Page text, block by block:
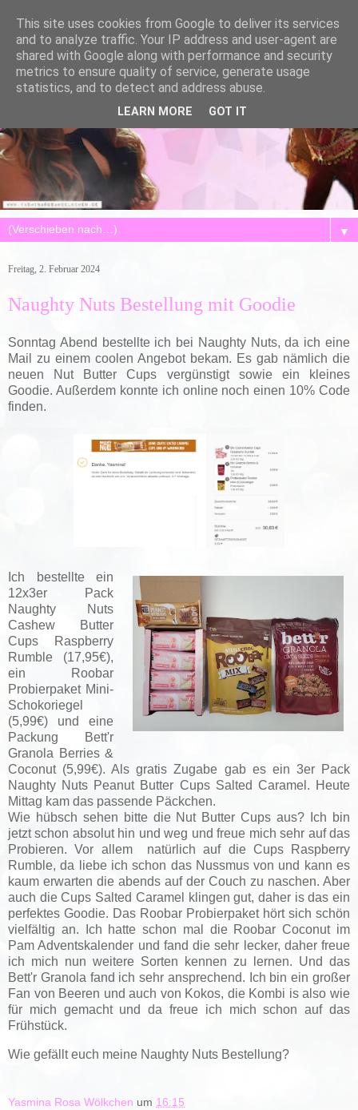
▼
Freitag, 2. Februar 2024
Naughty Nuts Bestellung mit Goodie
Sonntag Abend bestellte ich bei Naughty Nuts, da ich eine
Mail zu einem coolen Angebot bekam. Es gab nämlich die
neuen Nut Butter Cups vergünstigt sowie ein kleines
Goodie. Außerdem konnte ich online noch einen 10% Code
finden.
Ich bestellte ein
12x3er Pack
Naughty Nuts
Cashew Butter
Cups Raspberry
Rumble (17,95€),
ein Roobar
Probierpaket Mini-
Schokoriegel
(5,99€) und eine
Packung Bett'r
Granola Berries &
Coconut (5,99€). Als gratis Zugabe gab es ein 3er Pack
Naughty Nuts Peanut Butter Cups Salted Caramel. Heute
Mittag kam das passende Päckchen.
Wie hübsch sehen bitte die Nut Butter Cups aus? Ich bin
jetzt schon absolut hin und weg und freue mich sehr auf das
Probieren. Vor allem natürlich auf die Cups Raspberry
Rumble, da liebe ich schon das Nussmus von und kann es
kaum erwarten die abends auf der Couch zu naschen. Aber
auch die Cups Salted Caramel klingen gut, daher is das ein
perfektes Goodie. Das Roobar Probierpaket hört sich schön
vielfältig an. Ich hatte schon mal die Roobar Coconut im
Pam Adventskalender und fand die sehr lecker, daher freue
ich mich nun weitere Sorten kennen zu lernen. Und das
Bett'r Granola fand ich sehr ansprechend. Ich bin ein großer
Fan von Beeren und auch von Kokos, die Kombi is also wie
für mich gemacht und da freue ich mich schon auf das
Frühstück.
Wie gefällt euch meine Naughty Nuts Bestellung?
Yasmina Rosa Wölkchen um 16:15
This site uses cookies from Google to deliver its services
and to analyze traffic. Your IP address and user-agent are
shared with Google along with performance and security
metrics to ensure quality of service, generate usage
statistics, and to detect and address abuse.
LEARN MORE GOT IT